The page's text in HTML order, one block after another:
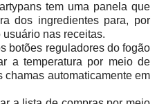
tem uma panela que
dos ingredientes para, por
nas receitas.
botões reguladores do fogão
a temperatura por meio de
automaticamente em